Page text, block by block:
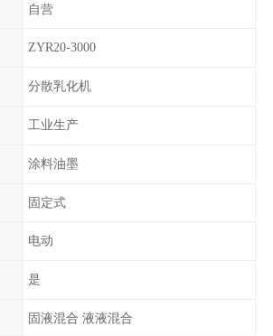
自营
ZYR20-3000
分散乳化机
工业生产
涂料油墨
固定式
电动
是
固液混合 液液混合